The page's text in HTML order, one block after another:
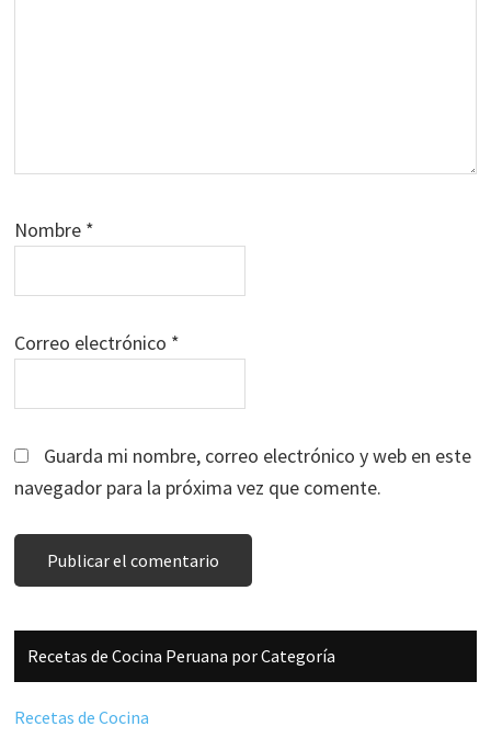
Nombre *
Correo electrónico *
Guarda mi nombre, correo electrónico y web en este
navegador para la próxima vez que comente.
Barra
lateral
principal
Recetas de Cocina Peruana por Categoría
Recetas de Cocina